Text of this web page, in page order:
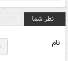
نظر شما
نام